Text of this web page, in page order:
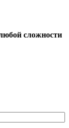
сложности